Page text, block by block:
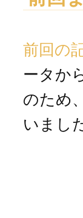
前回の
ータか
のため
いまし